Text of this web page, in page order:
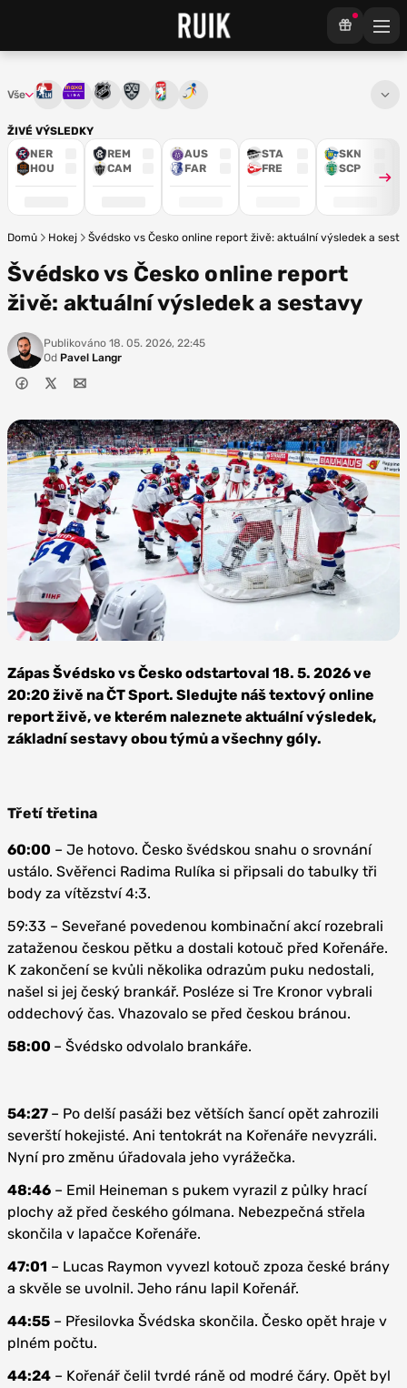
ŽIVÉ VÝSLEDKY
NER
HOU
REM
CAM
AUS
FAR
STA
FRE
SKN
SCP
Vše Tipsport extraliga
Maxa ligaNHL KHL Mistrovství světa
Domů Hokej Švédsko vs Česko online report živě: aktuální výsledek a
Švédsko vs Česko online report
živě: aktuální výsledek a sestavy
Publikováno 18. 05. 2026, 22:45
Od Pavel Langr
Depositphotos
Zápas Švédsko vs Česko odstartoval 18. 5. 2026 ve
20:20 živě na ČT Sport. Sledujte náš textový online
report živě, ve kterém naleznete aktuální výsledek,
základní sestavy obou týmů a všechny góly.
Třetí třetina
60:00 – Je hotovo. Česko švédskou snahu o srovnání
ustálo. Svěřenci Radima Rulíka si připsali do tabulky tři
body za vítězství 4:3.
59:33 – Seveřané povedenou kombinační akcí rozebrali
zataženou českou pětku a dostali kotouč před Kořenáře.
K zakončení se kvůli několika odrazům puku nedostali,
našel si jej český brankář. Posléze si Tre Kronor vybrali
oddechový čas. Vhazovalo se před českou bránou.
58:00 – Švédsko odvolalo brankáře.
54:27 – Po delší pasáži bez větších šancí opět zahrozili
severští hokejisté. Ani tentokrát na Kořenáře nevyzráli.
Nyní pro změnu úřadovala jeho vyrážečka.
48:46 – Emil Heineman s pukem vyrazil z půlky hrací
plochy až před českého gólmana. Nebezpečná střela
skončila v lapačce Kořenáře.
47:01 – Lucas Raymon vyvezl kotouč zpoza české brány
a skvěle se uvolnil. Jeho ránu lapil Kořenář.
44:55 – Přesilovka Švédska skončila. Česko opět hraje v
plném počtu.
44:24 – Kořenář čelil tvrdé ráně od modré čáry. Opět byl